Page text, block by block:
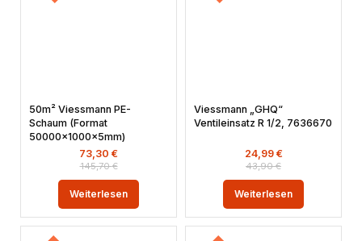
50m² Viessmann PE-
Schaum (Format
50000x1000x5mm)
145,70€
73,30 €
Weiterlesen
Viessmann „GHQ“
Ventileinsatz R 1/2, 7636670
43,90€
24,99 €
Weiterlesen